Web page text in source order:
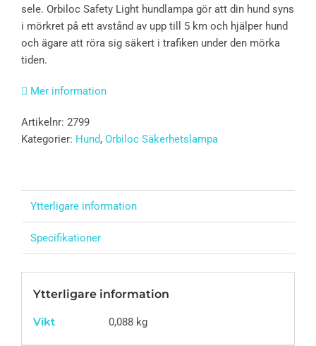
sele. Orbiloc Safety Light hundlampa gör att din hund syns
i mörkret på ett avstånd av upp till 5 km och hjälper hund
och ägare att röra sig säkert i trafiken under den mörka
tiden.
Mer information
Artikelnr: 2799
Kategorier: Hund, Orbiloc Säkerhetslampa
Ytterligare information
Specifikationer
Ytterligare information
Vikt 0,088 kg